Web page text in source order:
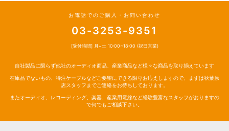
お電話でのご購入・お問い合わせ
03-3253-9351
[受付時間] 月~土 10:00~18:00 (祝日営業)
自社製品に限らず他社のオーディオ商品、産業商品など様々な商品を取り揃えています
在庫品でないもの、特注ケーブルなどご要望にできる限りお応えしますので、まずは秋葉原
店スタッフまでご連絡をお待ちしております。
またオーディオ、レコーディング、楽器、産業用電線など経験豊富なスタッフがおりますの
で何でもご相談下さい。